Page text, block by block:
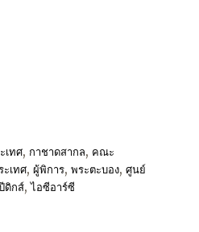
เทศ, กาชาดสากล, คณะ
ะเทศ, ผู้พิการ, พระตะบอง, ศูนย์
ดิกส์,ไอซีอาร์ซี